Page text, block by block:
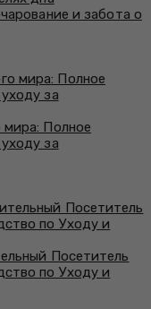
и забота о
Полное
за
Посетитель
по Уходу и